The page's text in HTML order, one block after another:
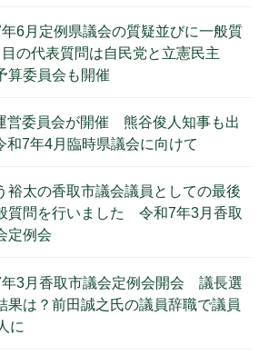
6月定例県議会の質疑並びに一般質
目の代表質問は自民党と立憲民主
委員会も開催
営委員会が開催 熊谷俊人知事も出
7年4月臨時県議会に向けて
裕太の香取市議会議員としての最後
質問を行いました 令和7年3月香取
定例会
年3月香取市議会定例会開会 議長選
果は？前田誠之氏の議員辞職で議員
に